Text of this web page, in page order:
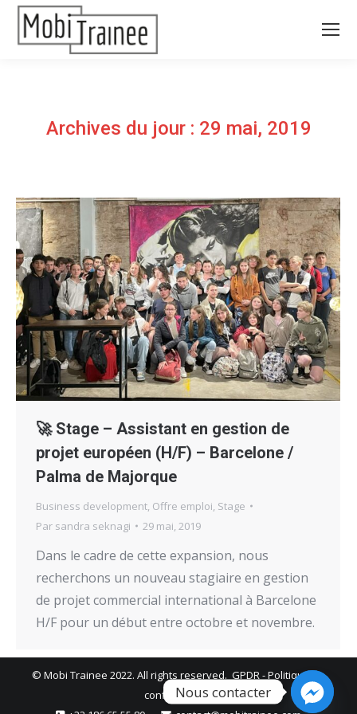
Archives du jour : 29 mai, 2019
🚀 Stage – Assistant en gestion de
projet européen (H/F) – Barcelone /
Palma de Majorque
Business development, Offre emploi, Stage
Par sandra seknagi 29 mai, 2019
Dans le cadre de cette expansion, nous
recherchons un nouveau stagiaire en gestion
de projet commercial international à Barcelone
H/F pour un début entre octobre et novembre.
© Mobi Trainee 2022. All rights reserved. GPDR -Politique de
confidentialité
Nous contacter